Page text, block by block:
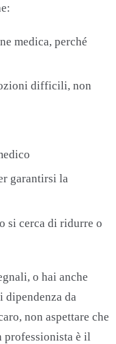
medica, perché
difficili, non
garantirsi la
si cerca di ridurre o
o hai anche
dipendenza da
non aspettare che
professionista è il